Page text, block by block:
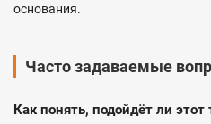
основания.
Часто задаваемые
Как понять, подойдёт ли